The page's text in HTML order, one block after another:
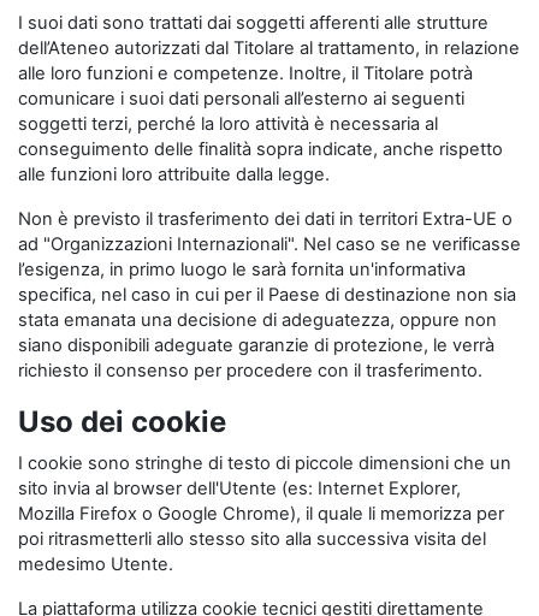
I suoi dati sono trattati dai soggetti afferenti alle strutture
dell’Ateneo autorizzati dal Titolare al trattamento, in relazione
alle loro funzioni e competenze. Inoltre, il Titolare potrà
comunicare i suoi dati personali all’esterno ai seguenti
soggetti terzi, perché la loro attività è necessaria al
conseguimento delle finalità sopra indicate, anche rispetto
alle funzioni loro attribuite dalla legge.
Non è previsto il trasferimento dei dati in territori Extra-UE o
ad "Organizzazioni Internazionali". Nel caso se ne verificasse
l’esigenza, in primo luogo le sarà fornita un'informativa
specifica, nel caso in cui per il Paese di destinazione non sia
stata emanata una decisione di adeguatezza, oppure non
siano disponibili adeguate garanzie di protezione, le verrà
richiesto il consenso per procedere con il trasferimento.
Uso dei cookie
I cookie sono stringhe di testo di piccole dimensioni che un
sito invia al browser dell'Utente (es: Internet Explorer,
Mozilla Firefox o Google Chrome), il quale li memorizza per
poi ritrasmetterli allo stesso sito alla successiva visita del
medesimo Utente.
La piattaforma utilizza cookie tecnici gestiti direttamente